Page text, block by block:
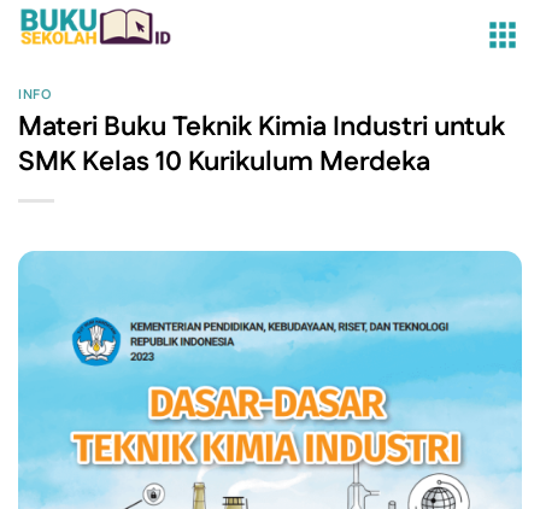
Skip
INFO
Materi Buku Teknik Kimia Industri untuk
SMK Kelas 10 Kurikulum Merdeka